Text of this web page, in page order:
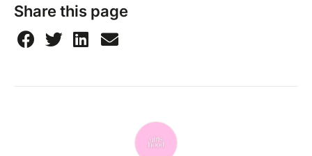
Share this page